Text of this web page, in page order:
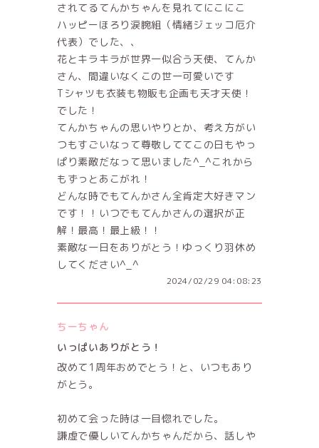
されてるてんかちゃんを見れてにこにこ
ハッピーほろり涙腕組（情緒ジェッコ厄介
代表）でした、、
花とキラキラが世界一似合う天使、てんか
さん、間違いなくこの世一可愛いです
Tシャツも衣装も物販も企画も天才天使！
でした！
てんかちゃんの思いやりとか、考え方がい
つもすごいなって尊敬しててこの日もやっ
ぱり素敵だなって思いました^_^これから
もずっとあこがれ！
どんな時でもてんかさん全肯定大好きマン
です！！いつでもてんかさんの選択が正
解！最高！最上級！！
素敵な一日をありがとう！ゆっくり羽休め
してください^_^
2024/02/29 04:08:23
ちーちゃん
いっぱいありがとう！
改めて1周年おめでとう！と、いつもあり
がとう。
初めて会った時は一目惚れでした。
謙虚で優しいてんかちゃんだから、話しや